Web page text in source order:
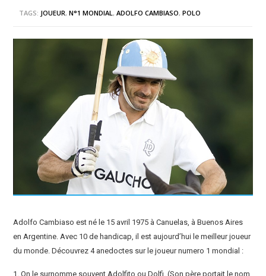
TAGS: JOUEUR,N°1 MONDIAL ,ADOLFO CAMBIASO,POLO
Adolfo Cambiaso est né le 15 avril 1975 à Canuelas, à Buenos Aires
en Argentine. Avec 10 de handicap, il est aujourd’hui le meilleur joueur
du monde. Découvrez 4 anedoctes sur le joueur numero 1 mondial :
1. On le surnomme souvent Adolfito ou Dolfi. (Son père portait le nom